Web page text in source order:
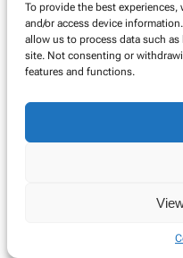
To provide the best
and/or access device
allow us to process data such
site. Not consenting or
features and functions.
read more
© Copyright 2025. Alle